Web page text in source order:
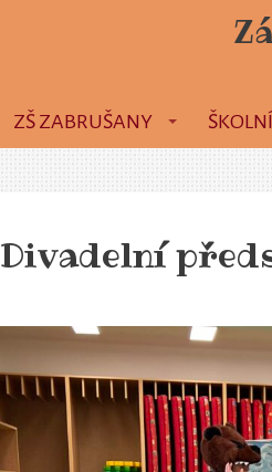
ZŠ ZABRUŠANY
Divadelní